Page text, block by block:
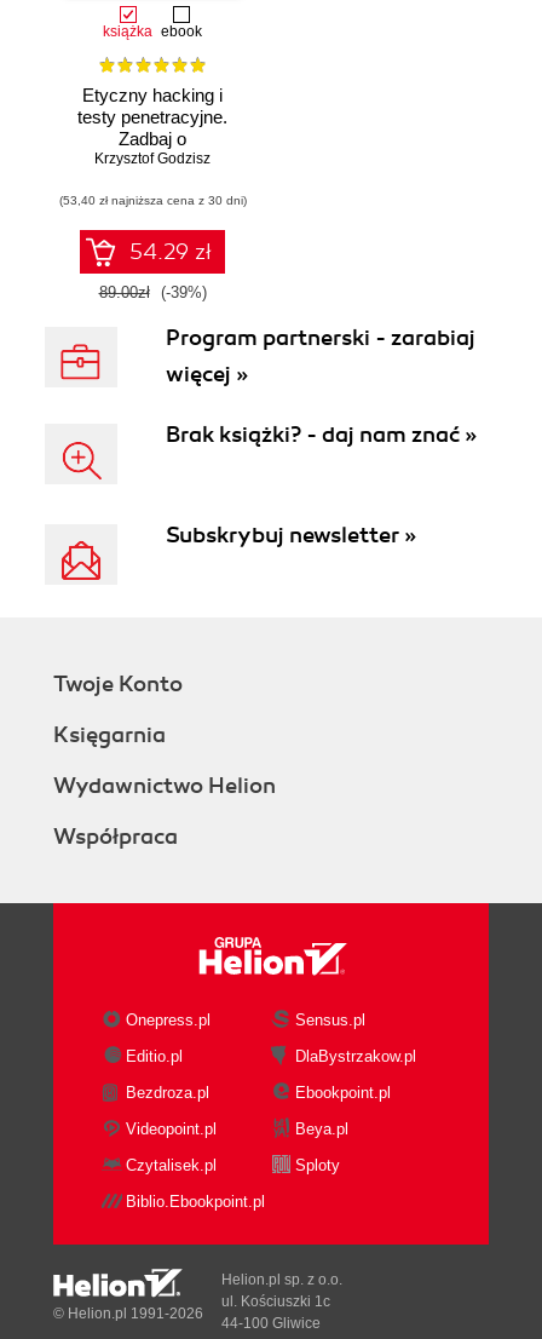
książka ebook
Etyczny hacking i
testy penetracyjne.
Zadbaj o
bezpieczeństwo
Krzysztof Godzisz
(53,40 zł najniższa cena z 30 dni)
54.29 zł
89.00zł (-39%)
Program partnerski - zarabiaj
więcej »
Brak książki? - daj nam znać »
Subskrybuj newsletter »
Twoje Konto
Księgarnia
Wydawnictwo Helion
Współpraca
Onepress.pl
Sensus.pl
Editio.pl
DlaBystrzakow.pl
Bezdroza.pl
Ebookpoint.pl
Videopoint.pl
Beya.pl
Czytalisek.pl
Sploty
Biblio.Ebookpoint.pl
© Helion.pl 1991-2026
Helion.pl sp. z o.o.
ul. Kościuszki 1c
44-100 Gliwice